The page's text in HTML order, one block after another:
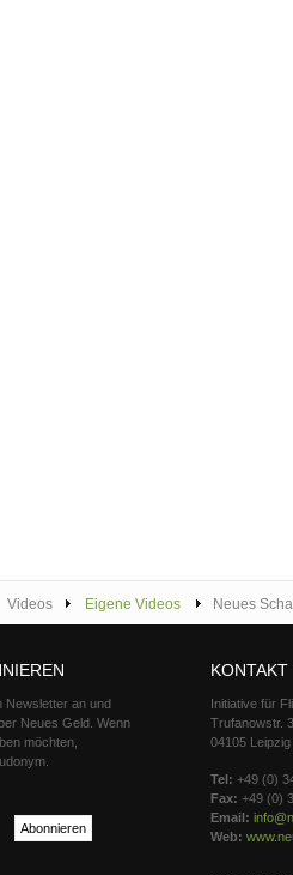
Videos Eigene Videos Neues
Newsletter an und
Neues Geld. Wenn
möchten,
KONTAKT
Initiative für
Trufanowstr.
04105 Leipzig
Tel: +49 (0)
Fax: +49 (0)
Email:
Web: